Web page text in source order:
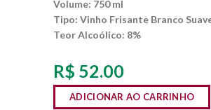
Volume: 750 ml
Tipo: Vinho Frisante Branco
Teor Alcoólico: 8%
R$ 52.00
ADICIONAR AO CARRINHO